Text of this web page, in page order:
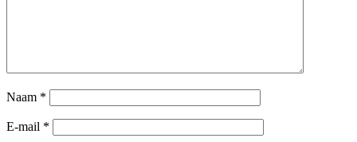
Naam *
E-mail *